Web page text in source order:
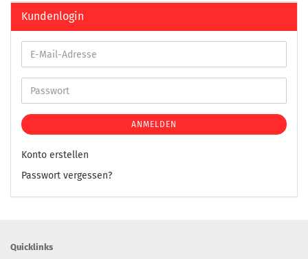
Kundenlogin
ANMELDEN
Konto erstellen
Passwort vergessen?
Quicklinks